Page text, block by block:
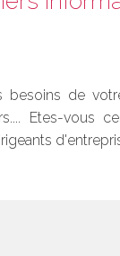
de
Etes-